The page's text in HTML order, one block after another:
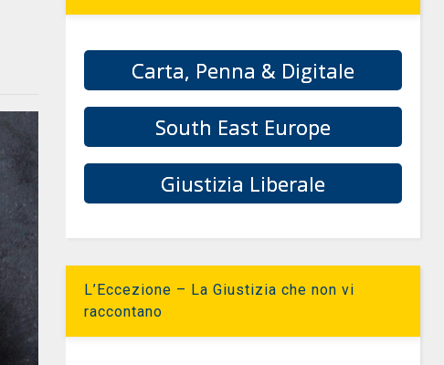
Carta, Penna & Digitale
South East Europe
Giustizia Liberale
L’Eccezione – La Giustizia che non vi
raccontano